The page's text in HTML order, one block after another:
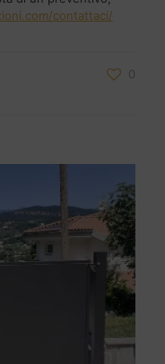
contattaci/
0